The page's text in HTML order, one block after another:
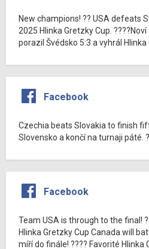
New champions! ?? USA defeats
2025 Hlinka Gretzky Cup.
porazil Švédsko 5:3 a vyhrál Hlinka
Facebook
Czechia beats Slovakia to finish
Slovensko a končí na turnaji páté.
Facebook
Team USA is through to the final!
Hlinka Gretzky Cup Canada will
míří do finále! ???? Favorité Hlinka